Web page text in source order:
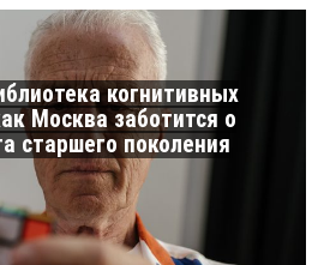
когнитивных
Москва заботится о
старшего поколения